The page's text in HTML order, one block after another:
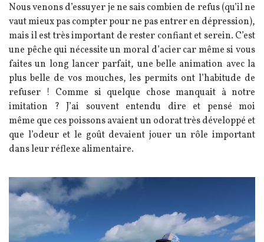
Nous venons d’essuyer je ne sais combien de refus (qu’il ne
vaut mieux pas compter pour ne pas entrer en dépression),
mais il est très important de rester confiant et serein. C’est
une pêche qui nécessite un moral d’acier car même si vous
faites un long lancer parfait, une belle animation avec la
plus belle de vos mouches, les permits ont l’habitude de
refuser ! Comme si quelque chose manquait à notre
imitation ? J’ai souvent entendu dire et pensé moi
même que ces poissons avaient un odorat très développé et
que l’odeur et le goût devaient jouer un rôle important
dans leur réflexe alimentaire.
Image